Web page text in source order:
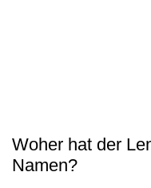
Woher hat der
Namen?